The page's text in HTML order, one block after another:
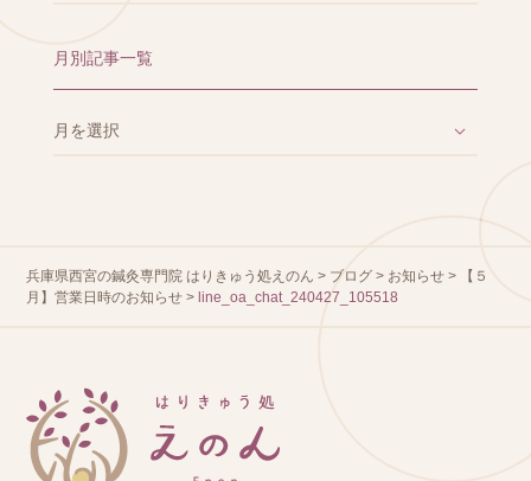
月別記事一覧
兵庫県西宮の鍼灸専門院 はりきゅう処えのん > ブログ > お知らせ >
【５
月】営業日時のお知らせ > line_oa_chat_240427_105518